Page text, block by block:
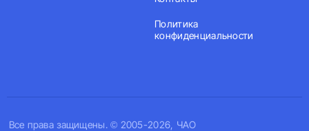
Все права защищены. © 2005-2026, ЧАО
Политика
конфиденциальности